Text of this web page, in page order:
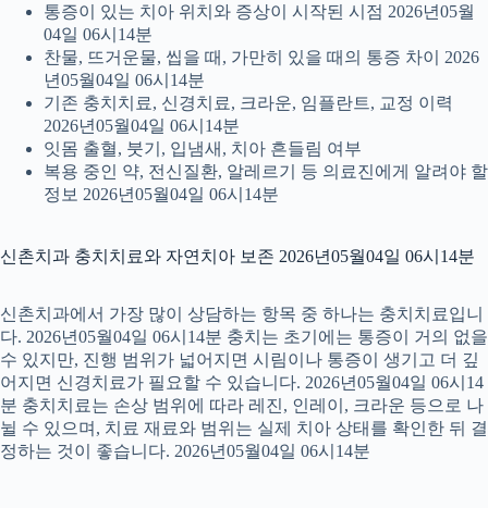
통증이 있는 치아 위치와 증상이 시작된 시점 2026년05월
04일 06시14분
찬물, 뜨거운물, 씹을 때, 가만히 있을 때의 통증 차이 2026
년05월04일 06시14분
기존 충치치료, 신경치료, 크라운, 임플란트, 교정 이력
2026년05월04일 06시14분
잇몸 출혈, 붓기, 입냄새, 치아 흔들림 여부
복용 중인 약, 전신질환, 알레르기 등 의료진에게 알려야 할
정보 2026년05월04일 06시14분
신촌치과 충치치료와 자연치아 보존 2026년05월04일 06시14분
신촌치과에서 가장 많이 상담하는 항목 중 하나는 충치치료입니
다. 2026년05월04일 06시14분 충치는 초기에는 통증이 거의 없을
수 있지만, 진행 범위가 넓어지면 시림이나 통증이 생기고 더 깊
어지면 신경치료가 필요할 수 있습니다. 2026년05월04일 06시14
분 충치치료는 손상 범위에 따라 레진, 인레이, 크라운 등으로 나
뉠 수 있으며, 치료 재료와 범위는 실제 치아 상태를 확인한 뒤 결
정하는 것이 좋습니다. 2026년05월04일 06시14분